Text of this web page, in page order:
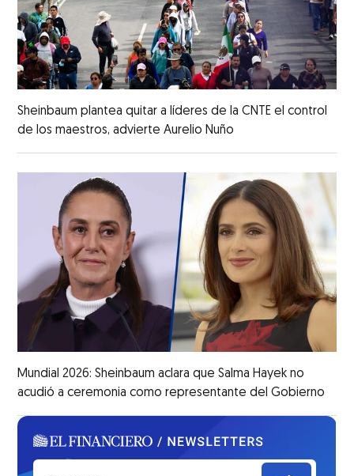
Sheinbaum plantea quitar a líderes de la CNTE el control
de los maestros, advierte Aurelio Nuño
Mundial 2026: Sheinbaum aclara que Salma Hayek no
acudió a ceremonia como representante del Gobierno